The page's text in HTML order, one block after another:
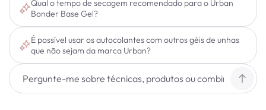
Qual o tempo de secagem recomendado para o Urban
Bonder Base Gel?
É possível usar os autocolantes com outros géis de unhas
que não sejam da marca Urban?